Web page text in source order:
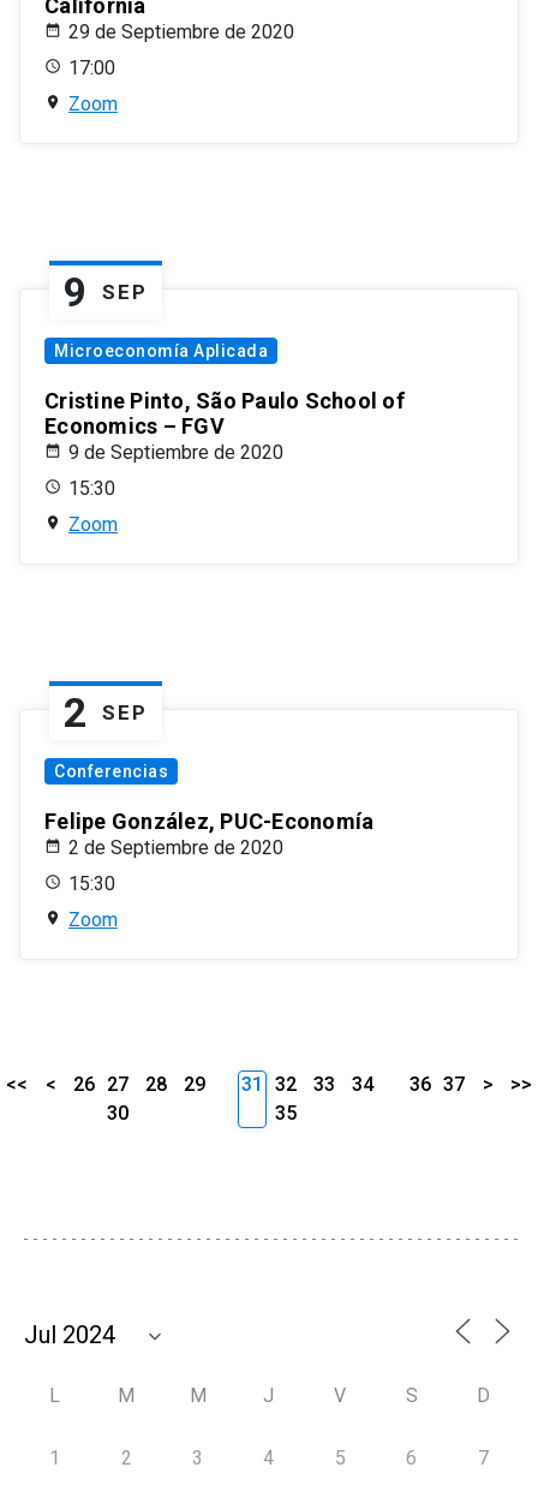
California
29 de Septiembre de 2020
17:00
Zoom
9 SEP
Microeconomía Aplicada
Cristine Pinto, São Paulo School of
Economics – FGV
9 de Septiembre de 2020
15:30
Zoom
2 SEP
Conferencias
Felipe González, PUC-Economía
2 de Septiembre de 2020
15:30
Zoom
<< < 26 27 28
29
30
31 32 33
34
35
36 37 > >>
L M M J V S D
1 2 3 4 5 6 7